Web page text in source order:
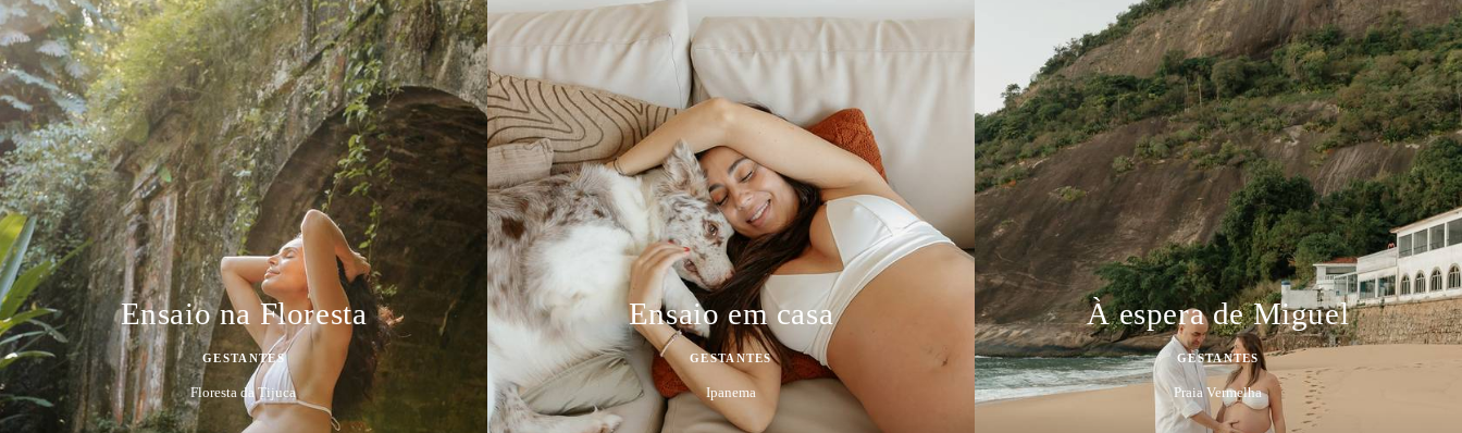
Ensaio na Floresta
GESTANTES
Floresta da Tijuca
Ensaio em casa
GESTANTES
Ipanema
À espera de Miguel
GESTANTES
Praia Vermelha